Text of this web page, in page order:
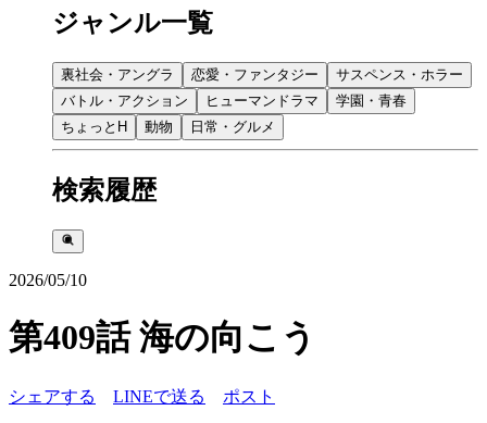
ジャンル一覧
裏社会・アングラ 恋愛・ファンタジー
サスペンス・ホラー
バトル・アクション
ヒューマンドラマ
学園・青春
ちょっとH
動物 日常・グルメ
検索履歴
2026/05/10
第409話 海の向こう
シェアする LINEで送る ポスト